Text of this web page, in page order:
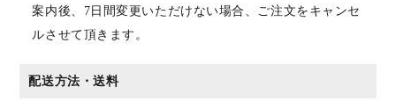
案内後、7日間変更いただけない場合、ご注文をキャンセ
ルさせて頂きます。
配送方法・送料